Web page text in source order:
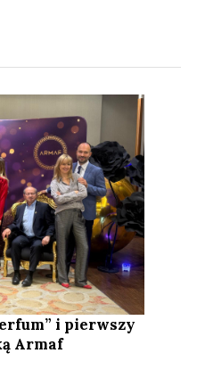
i pierwszy
Armaf